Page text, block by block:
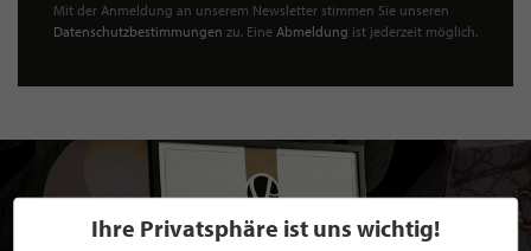
Mit der Anmeldung an unserem Newsletter stimmen Sie unseren
Datenschutzbestimmungen zu. Eine Abmeldung ist jederzeit möglich.
Ihre Privatsphäre ist uns wichtig!